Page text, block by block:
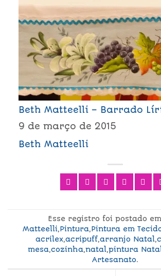
Beth Matteelli – Barrado
9 de março de 2015
Beth Matteelli
Esse registro foi postado em
Matteelli,Pintura,Pintura em
acrilex,acripuff,arranjo Natal,
mesa,cozinha,natal,pintura
Artesanato.